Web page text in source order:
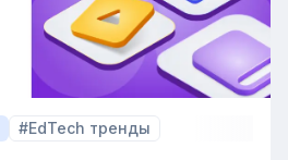
#EdTech тренды